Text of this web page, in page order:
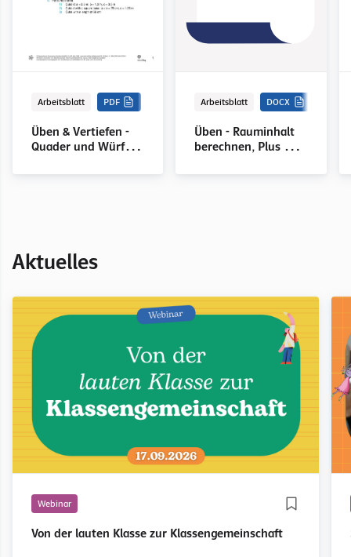
Arbeitsblatt PDF
Üben & Vertiefen -
Quader und Würfel,
Lösungen
Arbeitsblatt DOCX
Üben - Rauminhalt
berechnen, Plus mit
Aktuelles
Webinar
Von der lauten Klasse zur Klassengemeinschaft